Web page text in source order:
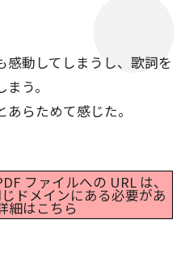
感動してしまうし、歌詞を
う。
らためて感じた。
ファイルへの URL は、
ドメインにある必要があ
細はこちら